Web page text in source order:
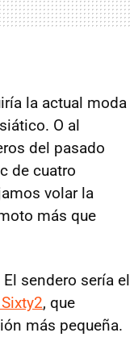
la actual moda
O al
del pasado
de cuatro
volar la
más que
sendero sería el
, que
más pequeña.